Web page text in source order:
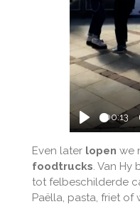
P
l
a
y
00:13
Even later lopen we
foodtrucks. Van Hy
tot felbeschilderde
Paëlla, pasta, friet of